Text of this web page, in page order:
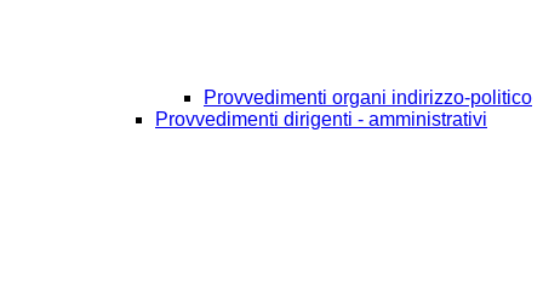
Provvedimenti organi indirizzo-politico
Provvedimenti dirigenti - amministrativi